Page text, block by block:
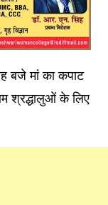
बजे मां का कपाट
श्रद्धालुओं के लिए